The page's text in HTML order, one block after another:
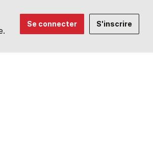
Se connecter S'inscrire